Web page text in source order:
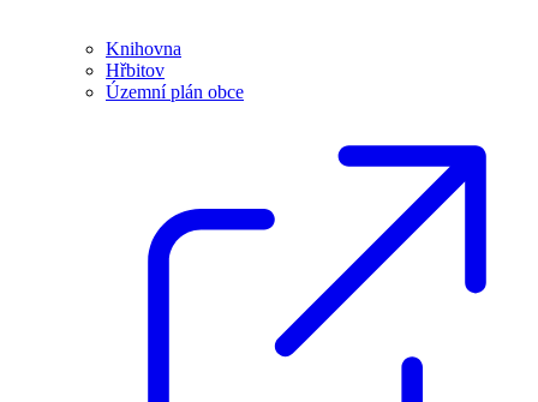
Knihovna
Hřbitov
Územní plán obce